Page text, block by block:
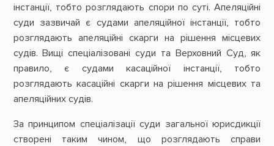
інстанції, тобто розглядають спори по суті. Апеляційні
суди зазвичай є судами апеляційної інстанції, тобто
розглядають апеляційні скарги на рішення місцевих
судів. Вищі спеціалізовані суди та Верховний Суд, як
правило, є судами касаційної інстанції, тобто
розглядають касаційні скарги на рішення місцевих та
апеляційних судів.
За принципом спеціалізації суди загальної юрисдикції
створені таким чином, що розглядають справи